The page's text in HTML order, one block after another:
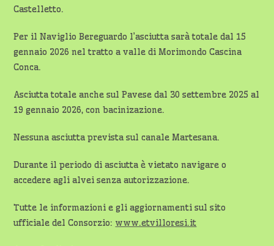
Castelletto.
Per il Naviglio Bereguardo l’asciutta sarà totale dal 15
gennaio 2026 nel tratto a valle di Morimondo Cascina
Conca.
Asciutta totale anche sul Pavese dal 30 settembre 2025 al
19 gennaio 2026, con bacinizazione.
Nessuna asciutta prevista sul canale Martesana.
Durante il periodo di asciutta è vietato navigare o
accedere agli alvei senza autorizzazione.
Tutte le informazioni e gli aggiornamenti sul sito
ufficiale del Consorzio: www.etvilloresi.it